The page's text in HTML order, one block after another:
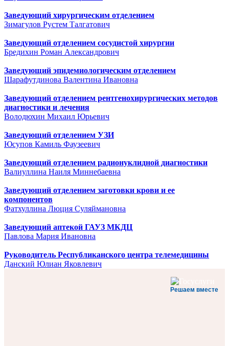
Заведующий хирургическим отделением
Зимагулов Рустем Талгатович
Заведующий отделением сосудистой хирургии
Бредихин Роман Александрович
Заведующий эпидемиологическим отделением
Шарафутдинова Валентина Ивановна
Заведующий отделением рентгенохирургических методов
диагностики и лечения
Володюхин Михаил Юрьевич
Заведующий отделением УЗИ
Юсупов Камиль Фаузеевич
Заведующий отделением радионуклидной диагностики
Валиуллина Наиля Миннебаевна
Заведующий отделением заготовки крови и ее
компонентов
Фатхуллина Люция Суляймановна
Заведующий аптекой ГАУЗ МКДЦ
Павлова Мария Ивановна
Руководитель Республиканского центра телемедицины
Данский Юлиан Яковлевич
Решаем вместе